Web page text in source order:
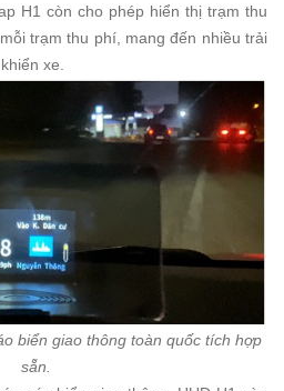
H1 còn cho phép hiển thị trạm thu
trạm thu phí, mang đến nhiều trải
xe.
biển giao thông toàn quốc tích hợp
sẵn.